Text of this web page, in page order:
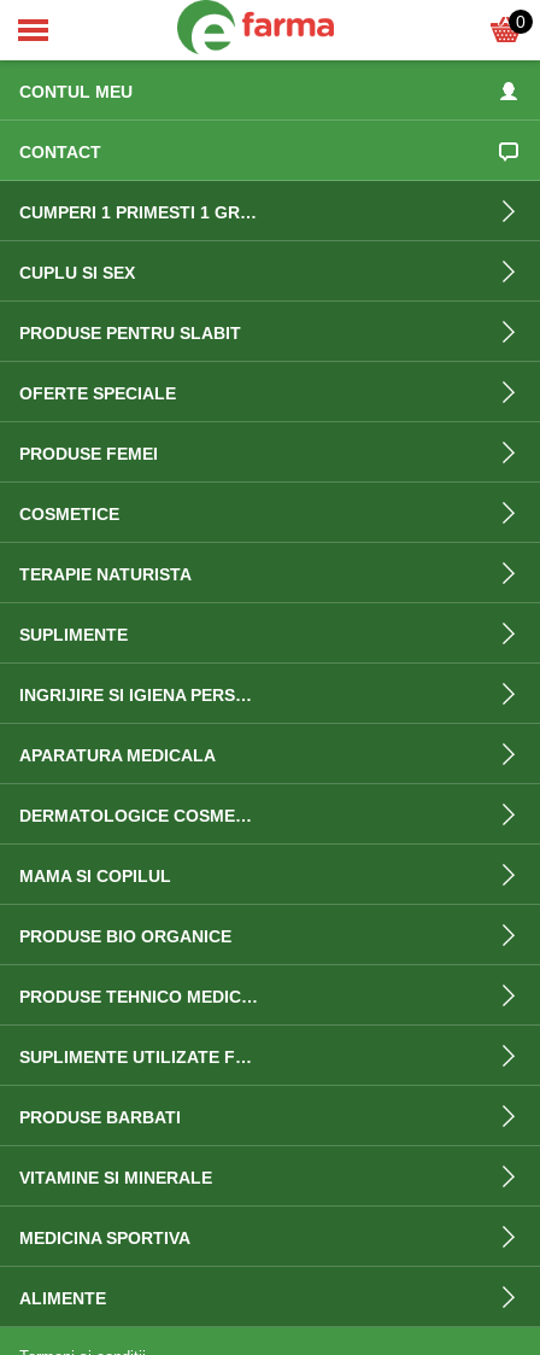
ACASA
CONTUL MEU
CONTACT
CUMPERI 1 PRIMESTI 1 GRATIS
CUPLU SI SEX
PRODUSE PENTRU SLABIT
OFERTE SPECIALE
PRODUSE FEMEI
COSMETICE
TERAPIE NATURISTA
SUPLIMENTE
INGRIJIRE SI IGIENA PERSONALA
APARATURA MEDICALA
DERMATOLOGICE COSMETICE
MAMA SI COPILUL
PRODUSE BIO ORGANICE
PRODUSE TEHNICO MEDICALE
SUPLIMENTE UTILIZATE FRECVENT
PRODUSE BARBATI
VITAMINE SI MINERALE
MEDICINA SPORTIVA
ALIMENTE
0